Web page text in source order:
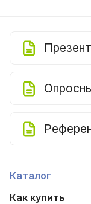
Каталог
Как купить